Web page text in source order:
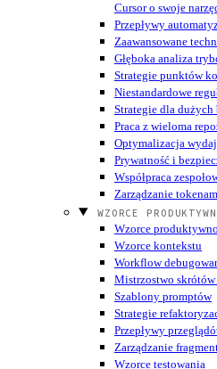
Cursor o swoje
Przepływy
Zaawansowane
Głęboka analiza
Strategie punktów
Niestandardowe
Strategie dla dużych
Praca z wieloma
Optymalizacja
Prywatność i
Współpraca
Zarządzanie
WZORCE
Wzorce
Wzorce kontekstu
Workflow
Mistrzostwo
Szablony promptów
Strategie
Przepływy
Zarządzanie
Wzorce testowania